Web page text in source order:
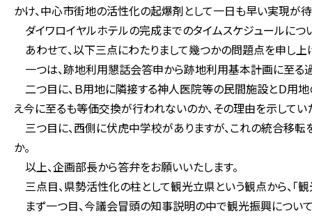
かけ、中心市街地の活性化の起爆剤として一日も早い実現が
ダイワロイヤルホテルの完成までのタイムスケジュールにつ
あわせて、以下三点にわたりまして幾つかの問題点を申し上
一つは、跡地利用懇話会答申から跡地利用基本計画に至る
二つ目に、Ｂ用地に隣接する神人医院等の民間施設とＤ用
え今に至るも等価交換が行われないのか、その理由を示してい
三つ目に、西側に伏虎中学校がありますが、これの統合移
か。
以上、企画部長から答弁をお願いいたします。
三点目、県勢活性化の柱として観光立県という観点から、「
まず一つ目、今議会冒頭の知事説明の中で観光振興について